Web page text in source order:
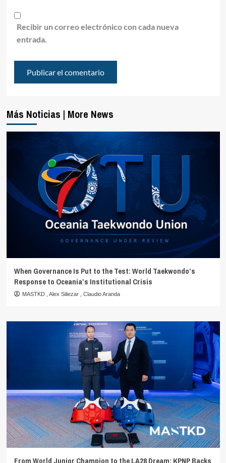
Recibir un correo electrónico con cada nueva
entrada.
Más Noticias | More News
When Governance Is Put to the Test: World Taekwondo’s
Response to Oceania’s Institutional Crisis
MASTKD Alex Siliezar Claudio Aranda